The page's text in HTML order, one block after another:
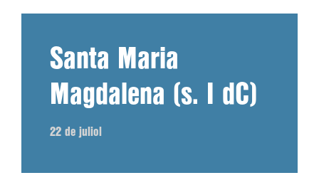
Santa Maria
Magdalena (s. I dC)
22 de juliol